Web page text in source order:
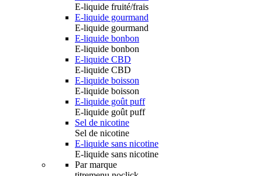
E-liquide fruité/frais
E-liquide gourmand
E-liquide gourmand
E-liquide bonbon
E-liquide bonbon
E-liquide CBD
E-liquide CBD
E-liquide boisson
E-liquide boisson
E-liquide goût puff
E-liquide goût puff
Sel de nicotine
Sel de nicotine
E-liquide sans nicotine
E-liquide sans nicotine
Par marque